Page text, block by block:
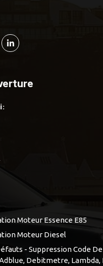
Moteur Essence E85
Moteur Diesel
- Suppression Code
Debitmetre, Lambda,